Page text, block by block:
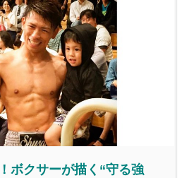
ボクサーが描く“守る強